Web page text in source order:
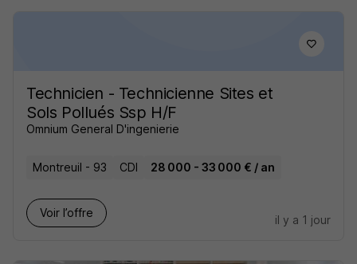
Technicien - Technicienne Sites et
Sols Pollués Ssp H/F
Omnium General D'ingenierie
Montreuil - 93 CDI 28 000 - 33 000 € / an
Voir l’offre
il y a 1 jour